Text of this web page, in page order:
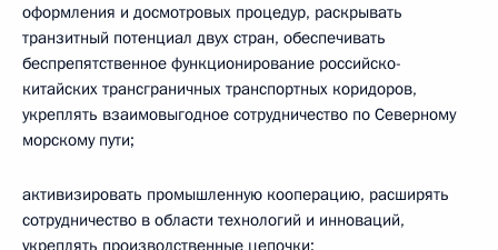
оформления и досмотровых процедур, раскрывать
транзитный потенциал двух стран, обеспечивать
беспрепятственное функционирование российско-
китайских трансграничных транспортных коридоров,
укреплять взаимовыгодное сотрудничество по Северному
морскому пути;
активизировать промышленную кооперацию, расширять
сотрудничество в области технологий и инноваций,
укреплять производственные цепочки;